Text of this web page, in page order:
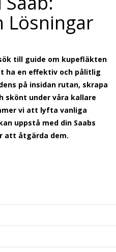
Lösningar
till guide om kupefläkten
ha en effektiv och pålitlig
på insidan rutan, skrapa
skönt under våra kallare
vi att lyfta vanliga
uppstå med din Saabs
att åtgärda dem.